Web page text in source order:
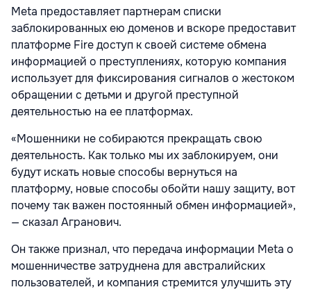
Meta предоставляет партнерам списки
заблокированных ею доменов и вскоре предоставит
платформе Fire доступ к своей системе обмена
информацией о преступлениях, которую компания
использует для фиксирования сигналов о жестоком
обращении с детьми и другой преступной
деятельностью на ее платформах.
«Мошенники не собираются прекращать свою
деятельность. Как только мы их заблокируем, они
будут искать новые способы вернуться на
платформу, новые способы обойти нашу защиту, вот
почему так важен постоянный обмен информацией»,
— сказал Агранович.
Он также признал, что передача информации Meta о
мошенничестве затруднена для австралийских
пользователей, и компания стремится улучшить эту